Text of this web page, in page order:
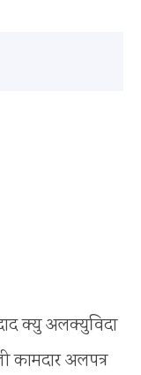
क्यु अलक्युविदा
कामदार अलपत्र